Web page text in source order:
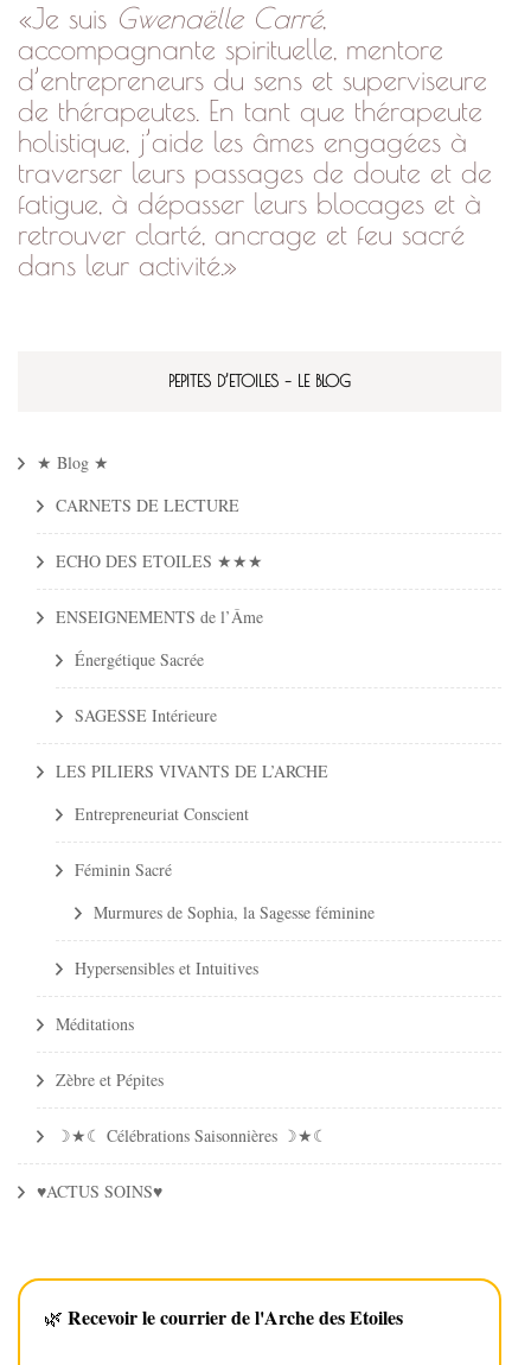
«Je suis Gwenaëlle Carré,
accompagnante spirituelle, mentore
d’entrepreneurs du sens et superviseure
de thérapeutes. En tant que thérapeute
holistique, j’aide les âmes engagées à
traverser leurs passages de doute et de
fatigue, à dépasser leurs blocages et à
retrouver clarté, ancrage et feu sacré
dans leur activité.»
PEPITES D’ETOILES – LE BLOG
★ Blog ★
CARNETS DE LECTURE
ECHO DES ETOILES ★★★
ENSEIGNEMENTS de l’Âme
Énergétique Sacrée
SAGESSE Intérieure
LES PILIERS VIVANTS DE L’ARCHE
Entrepreneuriat Conscient
Féminin Sacré
Murmures de Sophia, la Sagesse féminine
Hypersensibles et Intuitives
Méditations
Zèbre et Pépites
☽★☾ Célébrations Saisonnières ☽★☾
♥ACTUS SOINS♥
🌿 Recevoir le courrier de l'Arche des Etoiles